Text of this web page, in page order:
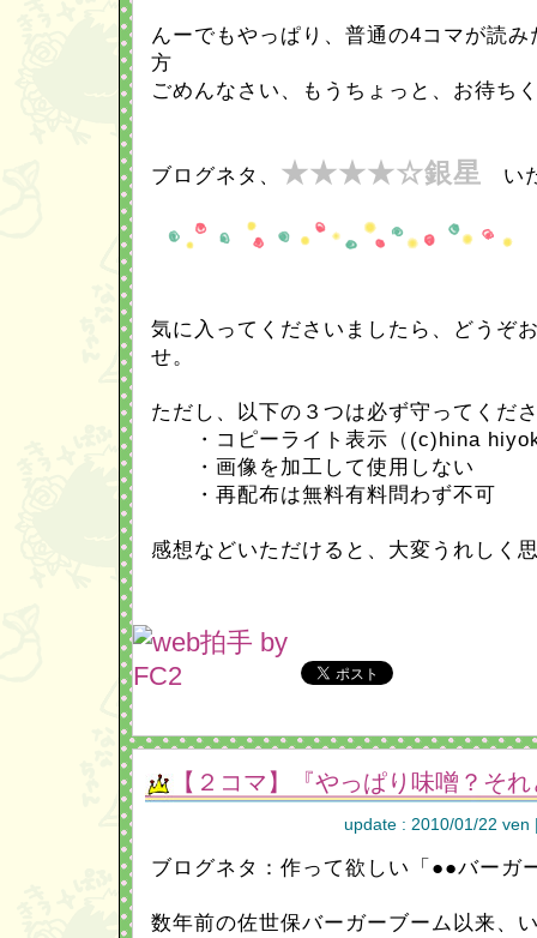
んーでもやっぱり、普通の4コマが読
方
ごめんなさい、もうちょっと、お待ち
ブログネタ、 ★★★★☆銀星 い
気に入ってくださいましたら、どうぞ
せ。
ただし、以下の３つは必ず守ってくだ
・コピーライト表示（(c)hina
・画像を加工して使用しない
・再配布は無料有料問わず不可
感想などいただけると、大変うれしく
【２コマ】『やっぱり味噌？そ
update : 2010/01/22
ブログネタ：作って欲しい「●●バーガ
数年前の佐世保バーガーブーム以来、